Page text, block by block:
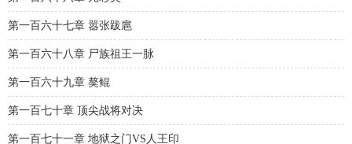
第一百六十七章 嚣张跋扈
第一百六十八章 尸族祖王一脉
第一百六十九章 獒鲲
第一百七十章 顶尖战将对决
第一百七十一章 地狱之门VS人王印